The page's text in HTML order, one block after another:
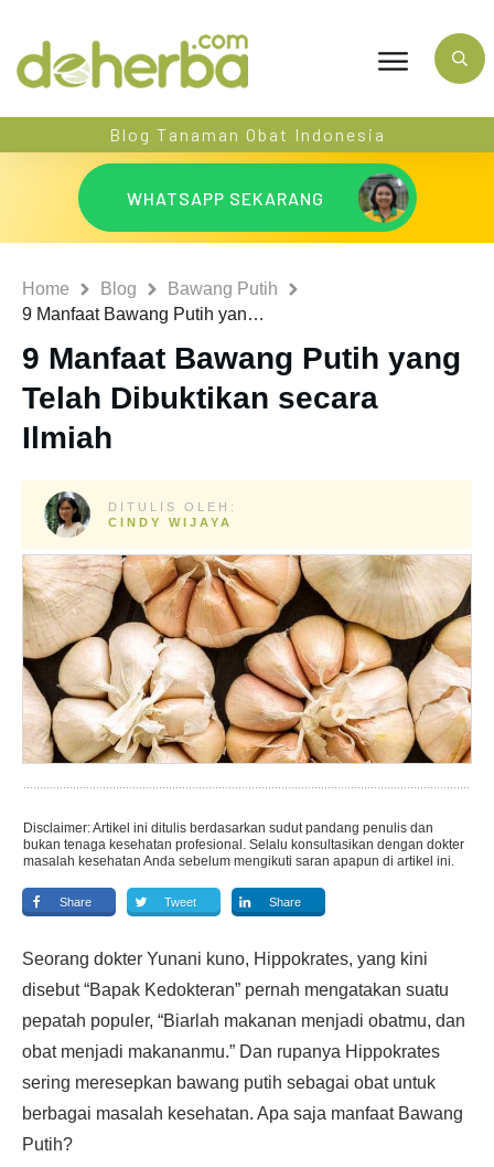
Blog Tanaman Obat Indonesia
WHATSAPP SEKARANG
Home Blog
Bawang Putih
9 Manfaat Bawang Putih yang Telah Dibuktikan secara Ilmiah
9 Manfaat Bawang Putih yang
Telah Dibuktikan secara
Ilmiah
DITULIS OLEH:
CINDY WIJAYA
Disclaimer: Artikel ini ditulis berdasarkan sudut pandang penulis dan
bukan tenaga kesehatan profesional. Selalu konsultasikan dengan dokter
masalah kesehatan Anda sebelum mengikuti saran apapun di artikel ini.
Share Tweet Share
Seorang dokter Yunani kuno, Hippokrates, yang kini
disebut “Bapak Kedokteran” pernah mengatakan suatu
pepatah populer, “Biarlah makanan menjadi obatmu, dan
obat menjadi makananmu.” Dan rupanya Hippokrates
sering meresepkan bawang putih sebagai obat untuk
berbagai masalah kesehatan. Apa saja manfaat Bawang
Putih?